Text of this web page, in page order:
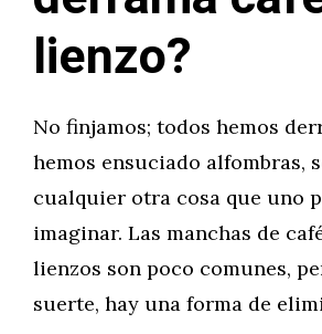
lienzo?
No finjamos; todos hemos
hemos ensuciado alfombras,
cualquier otra cosa que uno
imaginar. Las manchas de
lienzos son poco comunes,
suerte, hay una forma de